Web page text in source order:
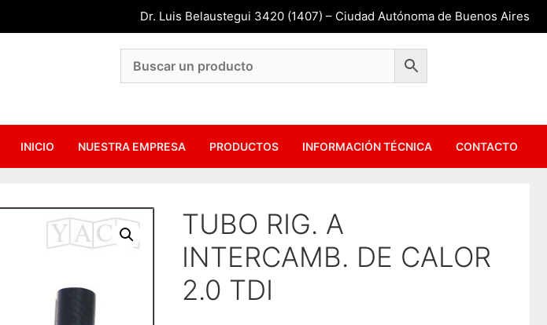
Dr. Luis Belaustegui 3420 (1407) – Ciudad Autónoma de Buenos Aires
INICIO NUESTRA EMPRESA PRODUCTOS INFORMACIÓN TÉCNICA CONTACTO
TUBO RIG. A
INTERCAMB. DE CALOR
2.0 TDI